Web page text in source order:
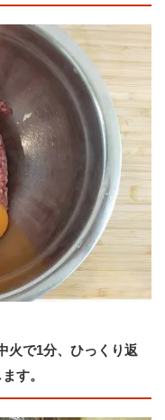
火で1分、ひっくり返
す。